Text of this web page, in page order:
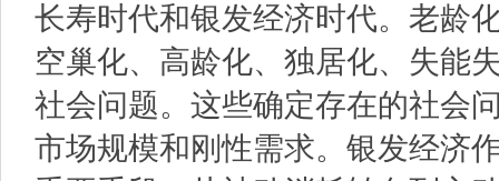
长寿时代和银发经济时代。老龄
空巢化、高龄化、独居化、失能
社会问题。这些确定存在的社会
市场规模和刚性需求。银发经济